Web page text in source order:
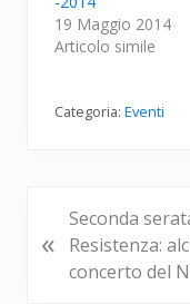
19 Maggio 2014
Articolo simile
Categoria: Eventi
o
«
Seconda
Resistenza:
concerto del